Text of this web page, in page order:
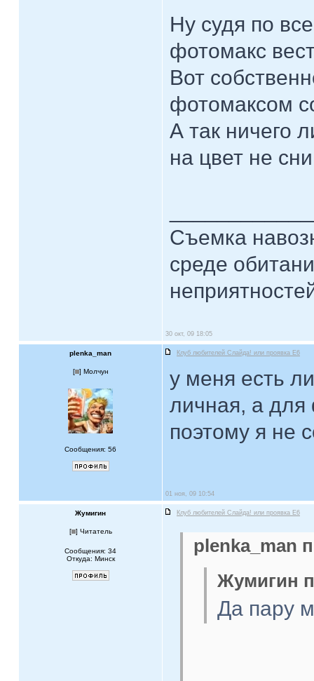
Ну судя по
фотомакс
Вот
фотомаксом
А так ничего
на цвет не
Съемка
среде
30 окт, 09 18:05
plenka_man Клуб любителей Слайда! или проявка E6
[ ] Молчун
Сообщения: 56
у меня есть
личная, а для
поэтому я не
01 ноя, 09 10:54
Жумигин Клуб любителей Слайда! или проявка E6
[ ] Читатель
Сообщения: 34
Откуда: Минск
plenka_man
Жумигин
Да пару